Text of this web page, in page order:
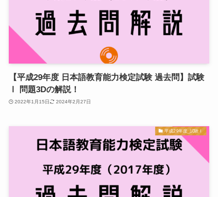
【平成29年度 日本語教育能力検定試験 過去問】試験
Ⅰ 問題3Dの解説！
2022年1月15日 2024年2月27日
平成29年度_試験Ⅰ